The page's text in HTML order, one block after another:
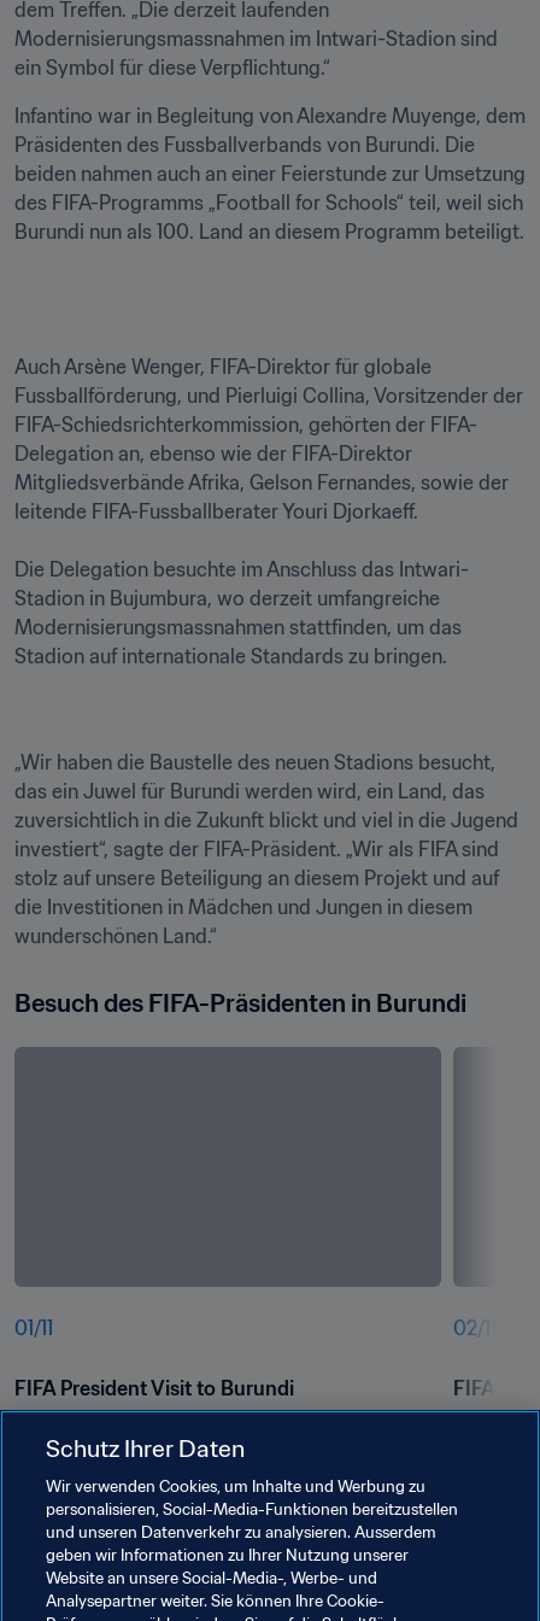
dem Treffen. „Die derzeit laufenden
Modernisierungsmassnahmen im Intwari-Stadion sind
ein Symbol für diese Verpflichtung.“
Infantino war in Begleitung von Alexandre Muyenge, dem
Präsidenten des Fussballverbands von Burundi. Die
beiden nahmen auch an einer Feierstunde zur Umsetzung
des FIFA-Programms „Football for Schools“ teil, weil sich
Burundi nun als 100. Land an diesem Programm beteiligt.
Auch Arsène Wenger, FIFA-Direktor für globale
Fussballförderung, und Pierluigi Collina, Vorsitzender der
FIFA-Schiedsrichterkommission, gehörten der FIFA-
Delegation an, ebenso wie der FIFA-Direktor
Mitgliedsverbände Afrika, Gelson Fernandes, sowie der
leitende FIFA-Fussballberater Youri Djorkaeff.
Die Delegation besuchte im Anschluss das Intwari-
Stadion in Bujumbura, wo derzeit umfangreiche
Modernisierungsmassnahmen stattfinden, um das
Stadion auf internationale Standards zu bringen.
„Wir haben die Baustelle des neuen Stadions besucht,
das ein Juwel für Burundi werden wird, ein Land, das
zuversichtlich in die Zukunft blickt und viel in die Jugend
investiert“, sagte der FIFA-Präsident. „Wir als FIFA sind
stolz auf unsere Beteiligung an diesem Projekt und auf
die Investitionen in Mädchen und Jungen in diesem
wunderschönen Land.“
Besuch des FIFA-Präsidenten in Burundi
01 /11
FIFA President Visit to Burundi
02/11
FIFA
Schutz Ihrer Daten
Wir verwenden Cookies, um Inhalte und Werbung zu
personalisieren, Social-Media-Funktionen bereitzustellen
und unseren Datenverkehr zu analysieren. Ausserdem
geben wir Informationen zu Ihrer Nutzung unserer
Website an unsere Social-Media-, Werbe- und
Analysepartner weiter. Sie können Ihre Cookie-